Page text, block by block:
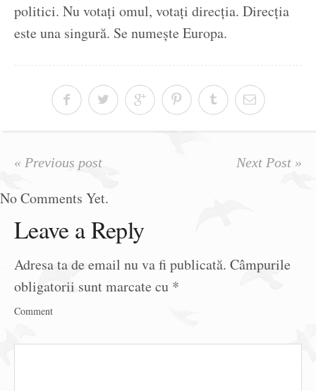
politici. Nu votați omul, votați direcția. Direcția
este una singură. Se numește Europa.
« Previous post Next Post »
No Comments Yet.
Leave a Reply
Adresa ta de email nu va fi publicată. Câmpurile
obligatorii sunt marcate cu *
Comment